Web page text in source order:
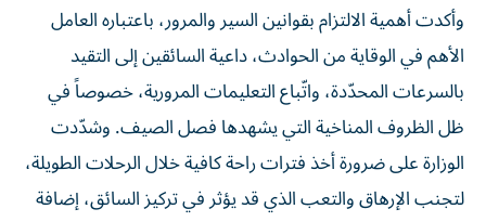
وأكدت أهمية الالتزام بقوانين السير والمرور، باعتباره العامل
الأهم في الوقاية من الحوادث، داعية السائقين إلى التقيد
بالسرعات المحدّدة، واتّباع التعليمات المرورية، خصوصاً في
ظل الظروف المناخية التي يشهدها فصل الصيف. وشدّدت
الوزارة على ضرورة أخذ فترات راحة كافية خلال الرحلات الطويلة،
لتجنب الإرهاق والتعب الذي قد يؤثر في تركيز السائق، إضافة